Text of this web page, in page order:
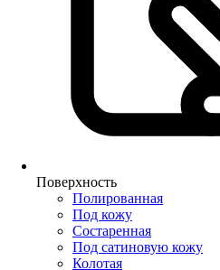
Поверхность
Полированная
Под кожу
Состаренная
Под сатиновую кожу
Колотая